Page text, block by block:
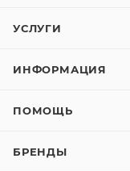
УСЛУГИ
ИНФОРМАЦИЯ
ПОМОЩЬ
БРЕНДЫ